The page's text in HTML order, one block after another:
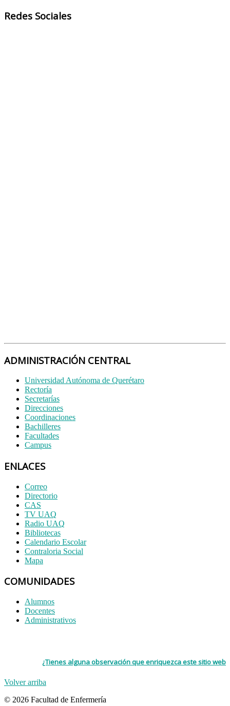
Redes Sociales
ADMINISTRACIÓN CENTRAL
Universidad Autónoma de Querétaro
Rectoría
Secretarías
Direcciones
Coordinaciones
Bachilleres
Facultades
Campus
ENLACES
Correo
Directorio
CAS
TV UAQ
Radio UAQ
Bibliotecas
Calendario Escolar
Contraloria Social
Mapa
COMUNIDADES
Alumnos
Docentes
Administrativos
¿Tienes alguna observación que enriquezca este sitio web
Volver arriba
© 2026 Facultad de Enfermería